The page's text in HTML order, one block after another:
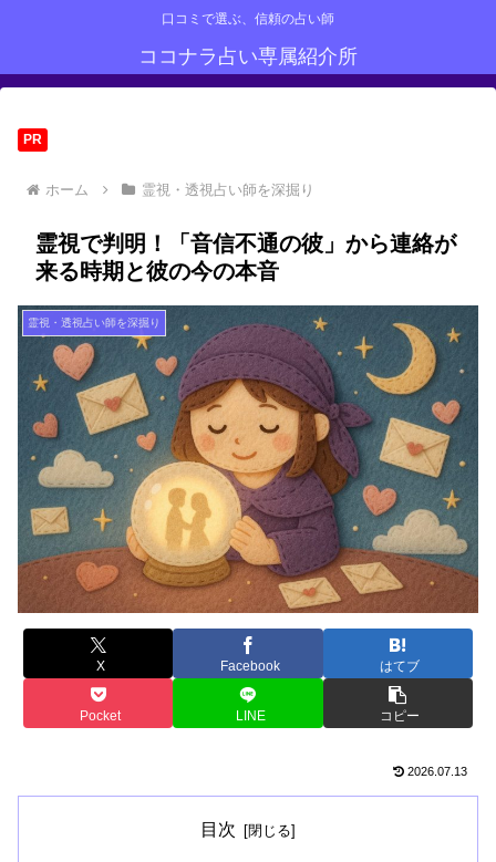
口コミで選ぶ、信頼の占い師
ココナラ占い専属紹介所
PR
ホーム 霊視・透視占い師を深掘り
霊視で判明！「音信不通の彼」から連絡が
来る時期と彼の今の本音
霊視・透視占い師を深掘り
X Facebook はてブ
Pocket LINE コピー
2026.07.13
目次